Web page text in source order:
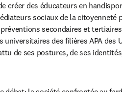
créer des éducateurs en
sociaux de la citoyenneté
secondaires et
des filières APA des
de ses postures, de ses